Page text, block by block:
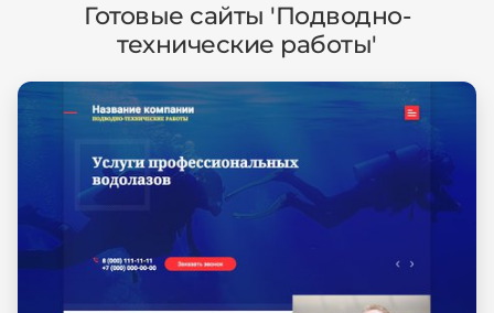
Готовые сайты 'Подводно-
технические работы'